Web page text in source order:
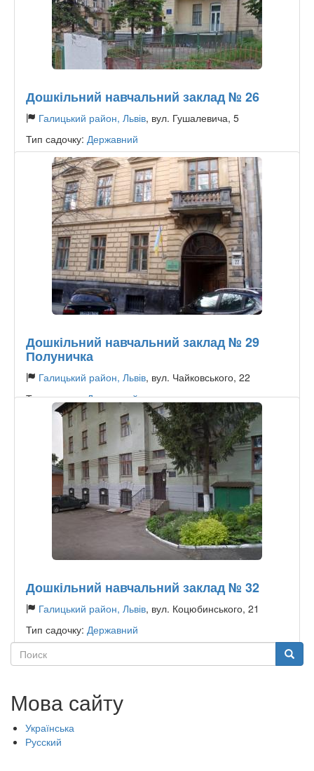
Дошкільний навчальний заклад № 26
Галицький район, Львів, вул. Гушалевича, 5
Тип садочку: Державний
Дошкільний навчальний заклад № 29
Полуничка
Галицький район, Львів, вул. Чайковського, 22
Тип садочку:Державний
Дошкільний навчальний заклад № 32
Галицький район, Львів, вул. Коцюбинського, 21
Тип садочку: Державний
Поиск
Поиск
Мова сайту
Українська
Русский